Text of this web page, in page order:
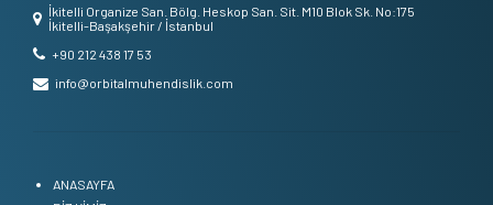
İkitelli Organize San. Bölg. Heskop San. Sit. M10 Blok Sk. No:175
İkitelli-Başakşehir / İstanbul
+90 212 438 17 53
info@orbitalmuhendislik.com
ANASAYFA